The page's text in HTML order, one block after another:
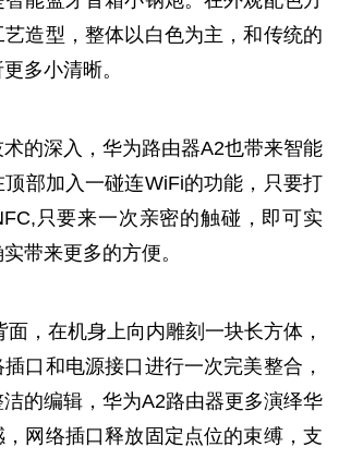
造型，整体以白色为主，和传统的
多小清晰。
的深入，华为路由器A2也带来智能
部加入一碰连WiFi的功能，只要打
只要来一次亲密的触碰，即可实
带来更多的方便。
，在机身上向内雕刻一块长方体，
口和电源接口进行一次完美整合，
的编辑，华为A2路由器更多演绎华
网络插口释放固定点位的束缚，支